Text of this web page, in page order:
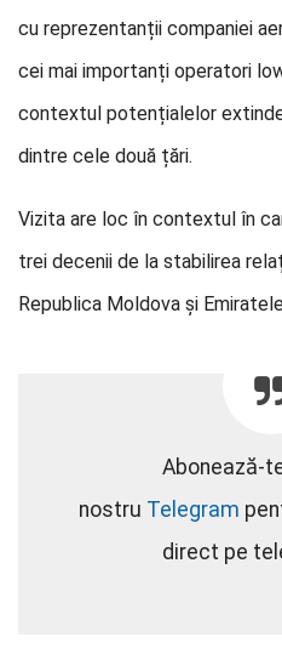
cu reprezentanții companiei
cei mai importanți operatori
contextul potențialelor
dintre cele două țări.
Vizita are loc în contextul în
trei decenii de la stabilirea
Republica Moldova și
Abonează-
nostru Telegram
direct pe